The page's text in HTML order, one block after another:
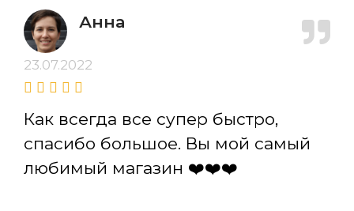
Анна
23.07.2022
Как всегда все супер быстро,
спасибо большое. Вы мой самый
любимый магазин ❤️❤️❤️